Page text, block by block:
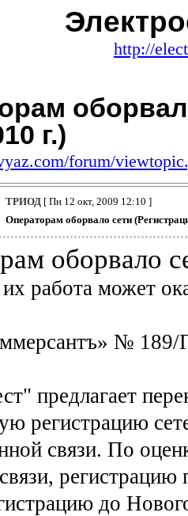
http://
г.)
forum/
ТРИОД[ Пн 12 окт, 2009 12:10 ]
Операторам оборвало сети
оборвало
работа может
№
предлагает
регистрацию
связи. По
до